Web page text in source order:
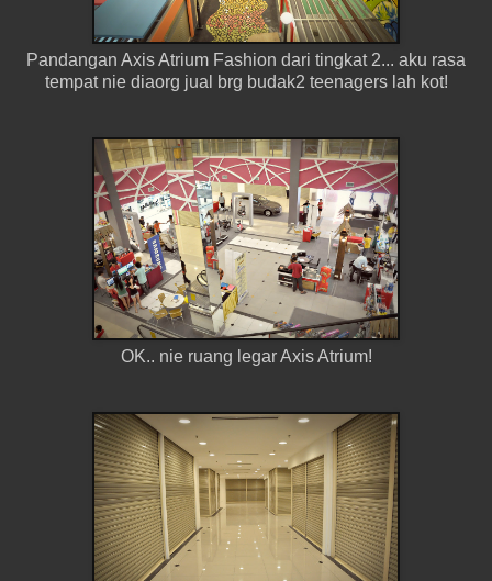
Pandangan Axis Atrium Fashion dari tingkat 2... aku rasa
tempat nie diaorg jual brg budak2 teenagers lah kot!
OK.. nie ruang legar Axis Atrium!